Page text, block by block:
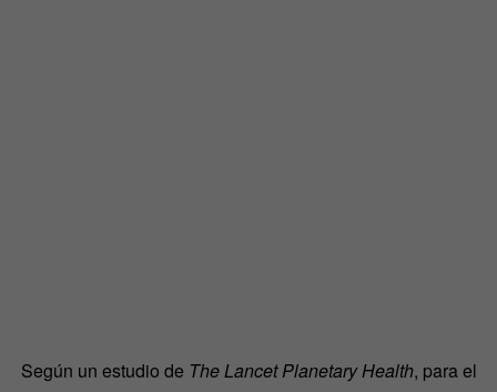
Según un estudio de The Lancet Planetary Health, para el